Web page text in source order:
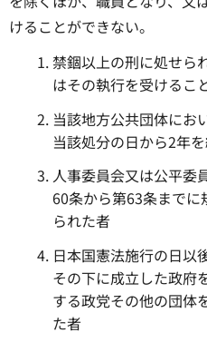
けることができない。
禁錮以上の刑に処せら
はその執行を受けるこ
当該地方公共団体にお
当該処分の日から2年
人事委員会又は公平委
60条から第63条まで
られた者
日本国憲法施行の日以
その下に成立した政府
する政党その他の団体
た者